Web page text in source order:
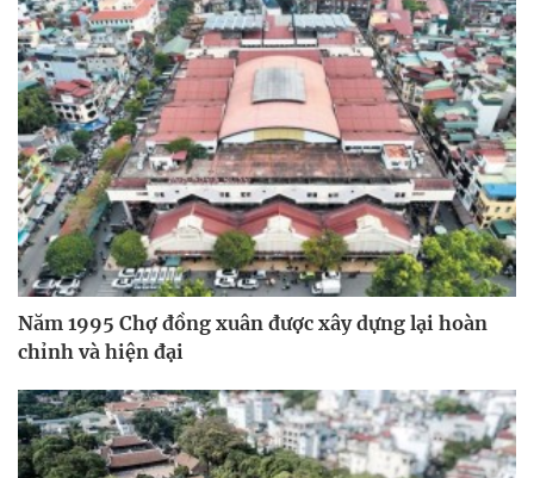
Năm 1995 Chợ đồng xuân được xây dựng lại hoàn
chỉnh và hiện đại